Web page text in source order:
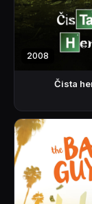
2008
Čista